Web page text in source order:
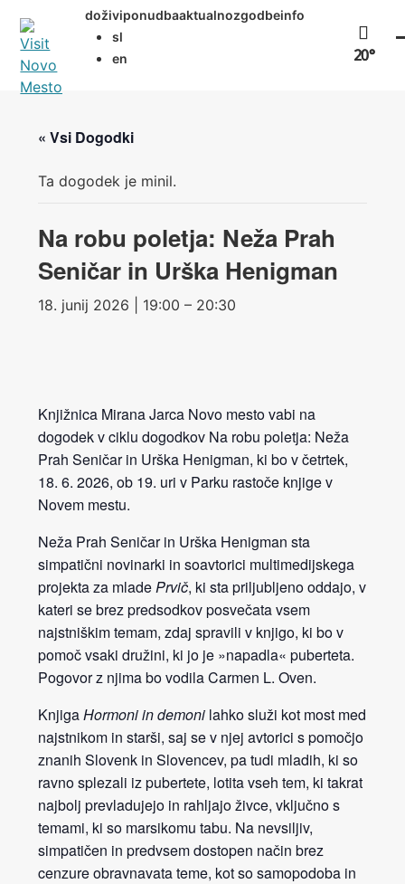
vsebino
doživiponudbaaktualnozgodbeinfo
sl
en
20°
« Vsi Dogodki
Ta dogodek je minil.
Na robu poletja: Neža Prah
Seničar in Urška Henigman
18. junij 2026 | 19:00 – 20:30
Knjižnica Mirana Jarca Novo mesto vabi na
dogodek v ciklu dogodkov Na robu poletja: Neža
Prah Seničar in Urška Henigman, ki bo v četrtek,
18. 6. 2026, ob 19. uri v Parku rastoče knjige v
Novem mestu.
Neža Prah Seničar in Urška Henigman sta
simpatični novinarki in soavtorici multimedijskega
projekta za mladePrvič, ki sta priljubljeno oddajo, v
kateri se brez predsodkov posvečata vsem
najstniškim temam, zdaj spravili v knjigo, ki bo v
pomoč vsaki družini, ki jo je »napadla« puberteta.
Pogovor z njima bo vodila Carmen L. Oven.
KnjigaHormoni in demoni lahko služi kot most med
najstnikom in starši, saj se v njej avtorici s pomočjo
znanih Slovenk in Slovencev, pa tudi mladih, ki so
ravno splezali iz pubertete, lotita vseh tem, ki takrat
najbolj prevladujejo in rahljajo živce, vključno s
temami, ki so marsikomu tabu. Na nevsiljiv,
simpatičen in predvsem dostopen način brez
cenzure obravnavata teme, kot so samopodoba in